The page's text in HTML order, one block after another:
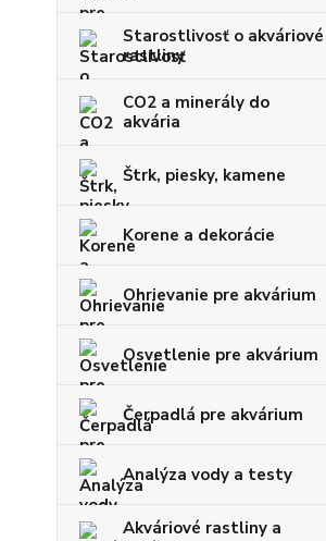
Starostlivosť o akváriové
rastliny
CO2 a minerály do
akvária
Štrk, piesky, kamene
Korene a dekorácie
Ohrievanie pre akvárium
Osvetlenie pre akvárium
Čerpadlá pre akvárium
Analýza vody a testy
Akváriové rastliny a